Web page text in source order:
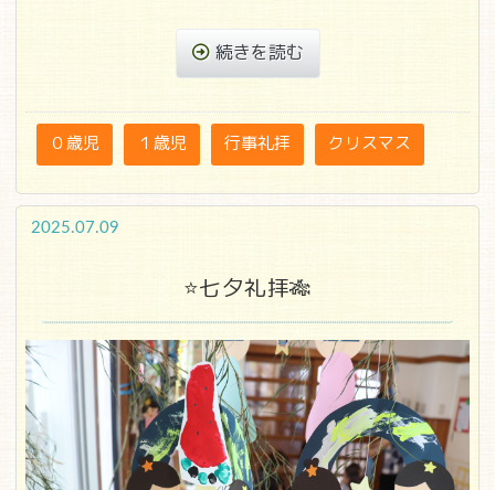
続きを読む
０歳児 １歳児 行事礼拝 クリスマス
2025.07.09
⭐七夕礼拝🎋